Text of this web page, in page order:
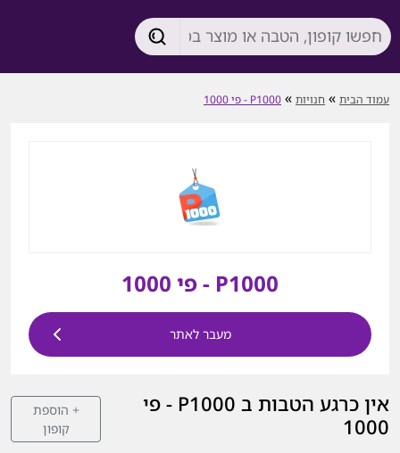
עמוד הבית » חנויות » P1000 - פי 1000
P1000 - פי 1000
מעבר לאתר
אין כרגע הטבות ב P1000 - פי
1000
+ הוספת
קופון